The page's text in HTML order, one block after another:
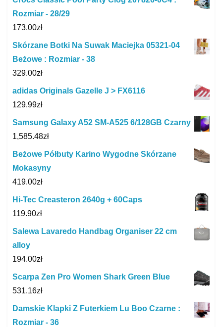
Rozmiar - 28/29
173.00zł
Skórzane Botki Na Suwak Maciejka 05321-04
Beżowe : Rozmiar - 38
329.00zł
adidas Originals Gazelle J > FX6116
129.99zł
Samsung Galaxy A52 SM-A525 6/128GB Czarny
1,585.48zł
Beżowe Półbuty Karino Wygodne Skórzane
Mokasyny
419.00zł
Hi-Tec Creasteron 2640g + 60Caps
119.90zł
Salewa Lavaredo Handbag Organiser 22 cm
alloy
194.00zł
Scarpa Zen Pro Women Shark Green Blue
531.16zł
Damskie Klapki Z Futerkiem Lu Boo Czarne :
Rozmiar - 36